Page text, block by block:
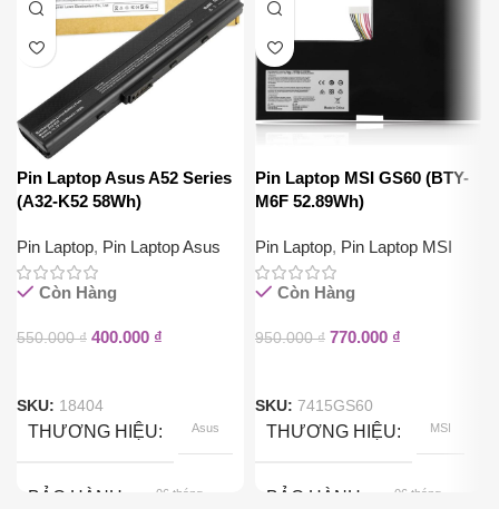
Pin Laptop Asus A52 Series
(A32-K52 58Wh)
Pin Laptop, Pin Laptop Asus
Còn Hàng
550.000₫ 400.000 ₫
SKU: 18404
THƯƠNG HIỆU Asus
BẢO HÀNH 06 tháng
Pin Laptop MSI GS60 (BTY-
M6F 52.89Wh)
Pin Laptop, Pin Laptop MSI
Còn Hàng
950.000₫ 770.000 ₫
SKU: 7415GS60
THƯƠNG HIỆU MSI
BẢO HÀNH 06 tháng